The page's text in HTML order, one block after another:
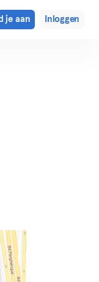
je aan Inloggen